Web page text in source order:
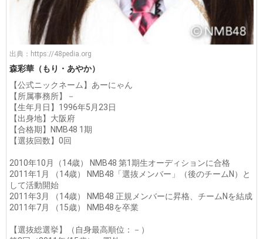
出典： https://48pedia.org
森彩華（もり・あやか）
【公式ニックネーム】あーにゃん
【所属事務所】－
【生年月日】1996年5月23日
【出身地】大阪府
【合格期】NMB48 1期
【選抜回数】0回
2010年10月（14歳） NMB48 第1期生オーディションに合格
2011年1月 （14歳） NMB48「選抜メンバー」（後のチームN）と
して活動開始
2011年3月 （14歳） NMB48 正規メンバーに昇格、チームNを結成
2011年7月 （15歳） NMB48を卒業
【選抜総選挙】（自身最高順位：－）